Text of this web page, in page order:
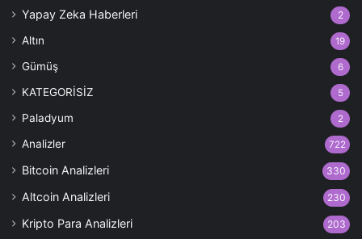
Yapay Zeka Haberleri 2
Altın 19
Gümüş 6
KATEGORİSİZ 5
Paladyum 2
Analizler 722
Bitcoin Analizleri 330
Altcoin Analizleri 230
Kripto Para Analizleri 203